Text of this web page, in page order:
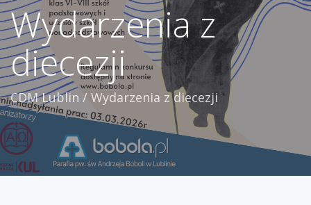
Wydarzenia z
diecezji
CDM Lublin / Wydarzenia z diecezji